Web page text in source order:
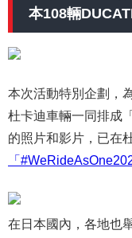
本108輛
本次活動特別企劃，
杜卡迪車輛一同排成
的照片和影片，已在
「
在日本國內，各地也